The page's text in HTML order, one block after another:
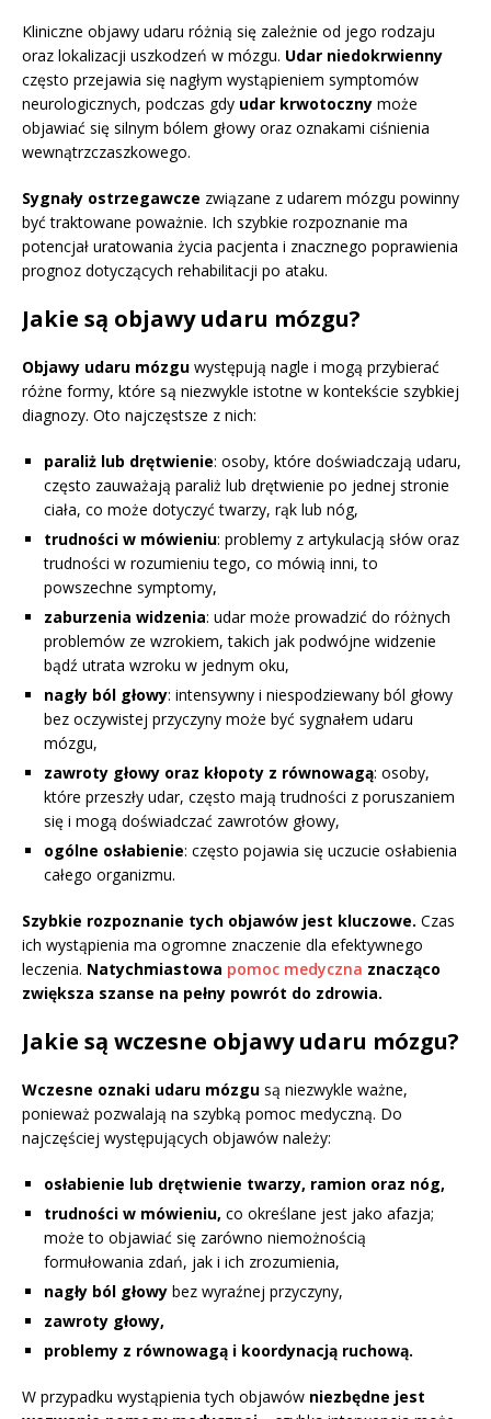
Kliniczne objawy udaru różnią się zależnie od jego rodzaju
oraz lokalizacji uszkodzeń w mózgu. Udar niedokrwienny
często przejawia się nagłym wystąpieniem symptomów
neurologicznych, podczas gdy udar krwotoczny może
objawiać się silnym bólem głowy oraz oznakami ciśnienia
wewnątrzczaszkowego.
Sygnały ostrzegawcze związane z udarem mózgu powinny
być traktowane poważnie. Ich szybkie rozpoznanie ma
potencjał uratowania życia pacjenta i znacznego poprawienia
prognoz dotyczących rehabilitacji po ataku.
Jakie są objawy udaru mózgu?
Objawy udaru mózgu występują nagle i mogą przybierać
różne formy, które są niezwykle istotne w kontekście szybkiej
diagnozy. Oto najczęstsze z nich:
paraliż lub drętwienie: osoby, które doświadczają udaru,
często zauważają paraliż lub drętwienie po jednej stronie
ciała, co może dotyczyć twarzy, rąk lub nóg,
trudności w mówieniu: problemy z artykulacją słów oraz
trudności w rozumieniu tego, co mówią inni, to
powszechne symptomy,
zaburzenia widzenia: udar może prowadzić do różnych
problemów ze wzrokiem, takich jak podwójne widzenie
bądź utrata wzroku w jednym oku,
nagły ból głowy: intensywny i niespodziewany ból głowy
bez oczywistej przyczyny może być sygnałem udaru
mózgu,
zawroty głowy oraz kłopoty z równowagą: osoby,
które przeszły udar, często mają trudności z poruszaniem
się i mogą doświadczać zawrotów głowy,
ogólne osłabienie: często pojawia się uczucie osłabienia
całego organizmu.
Szybkie rozpoznanie tych objawów jest kluczowe. Czas
ich wystąpienia ma ogromne znaczenie dla efektywnego
leczenia. Natychmiastowa pomoc medyczna znacząco
zwiększa szanse na pełny powrót do zdrowia.
Jakie są wczesne objawy udaru mózgu?
Wczesne oznaki udaru mózgu są niezwykle ważne,
ponieważ pozwalają na szybką pomoc medyczną. Do
najczęściej występujących objawów należy:
osłabienie lub drętwienie twarzy, ramion oraz nóg,
trudności w mówieniu, co określane jest jako afazja;
może to objawiać się zarówno niemożnością
formułowania zdań, jak i ich zrozumienia,
nagły ból głowy bez wyraźnej przyczyny,
zawroty głowy,
problemy z równowagą i koordynacją ruchową.
W przypadku wystąpienia tych objawów niezbędne jest